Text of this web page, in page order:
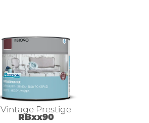
Vintage Prestige
RBxx90